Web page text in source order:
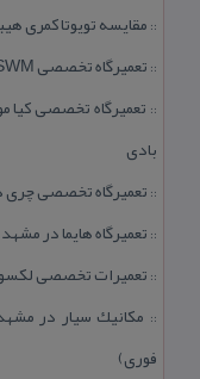
:: مقایسه تویوتا كمری
:: تعمیرگاه تخصصی SWM در مشهد | تعمیر موتور، گیربكس و عیب‌یابی برق
:: تعمیرگاه تخصصی كیا
بادی
:: تعمیرگاه تخصصی چری در مشهد | ۱۰ سال
:: تعمیرگاه هایما در
:: تعمیرات تخصصی
:: مكانیك سیار در
فوری)